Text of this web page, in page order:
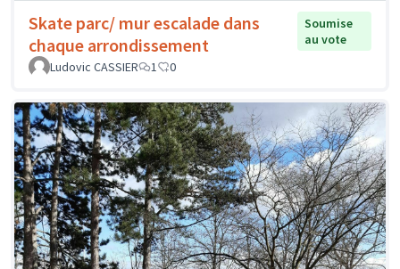
Skate parc/ mur escalade dans
chaque arrondissement
Soumise
au vote
Ludovic CASSIER
1 0